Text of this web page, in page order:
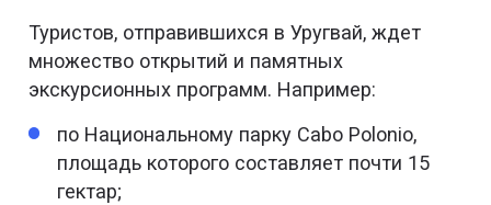
Туристов, отправившихся в Уругвай, ждет
множество открытий и памятных
экскурсионных программ. Например:
по Национальному парку Cabo Polonio,
площадь которого составляет почти 15
гектар;